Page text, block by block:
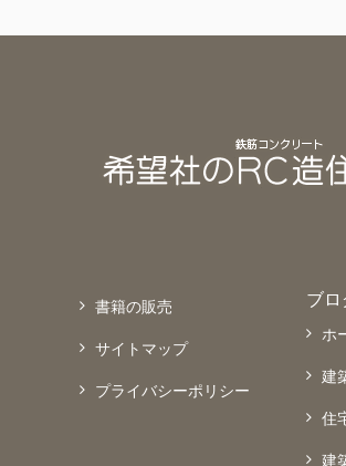
書籍の販売
サイトマップ
プライバシーポリシー
ブロ
ホ
建
住
建